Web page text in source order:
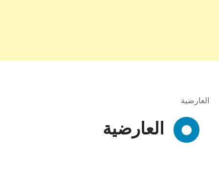
العارضية
العارضية